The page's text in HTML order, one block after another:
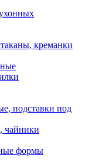
креманки
подставки под
чайники
формы